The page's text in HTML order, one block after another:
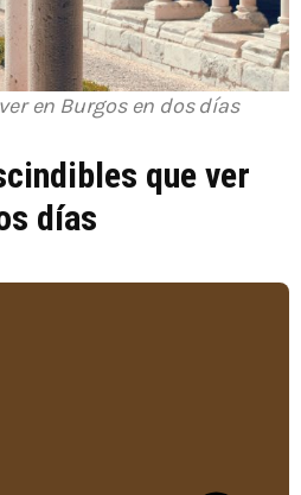
en Burgos en dos días
que ver
días